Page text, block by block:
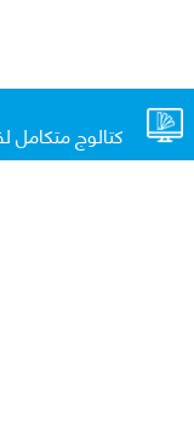
كتالوج متكامل